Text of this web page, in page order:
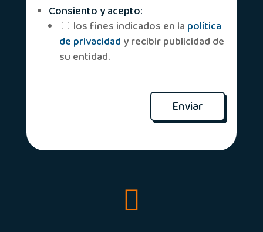
Consiento y acepto:
los fines indicados en la política
de privacidad y recibir publicidad de
su entidad.
Enviar
